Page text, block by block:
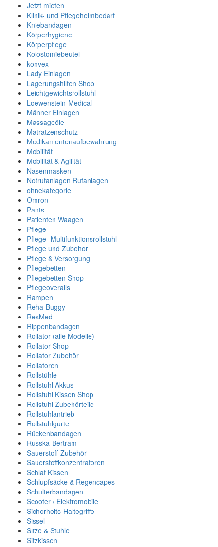
Jetzt mieten
Klinik- und Pflegeheimbedarf
Kniebandagen
Körperhygiene
Körperpflege
Kolostomiebeutel
konvex
Lady Einlagen
Lagerungshilfen Shop
Leichtgewichtsrollstuhl
Loewenstein-Medical
Männer Einlagen
Massageöle
Matratzenschutz
Medikamentenaufbewahrung
Mobilität
Mobilität & Agilität
Nasenmasken
Notrufanlagen Rufanlagen
ohnekategorie
Omron
Pants
Patienten Waagen
Pflege
Pflege- Multifunktionsrollstuhl
Pflege und Zubehör
Pflege & Versorgung
Pflegebetten
Pflegebetten Shop
Pflegeoveralls
Rampen
Reha-Buggy
ResMed
Rippenbandagen
Rollator (alle Modelle)
Rollator Shop
Rollator Zubehör
Rollatoren
Rollstühle
Rollstuhl Akkus
Rollstuhl Kissen Shop
Rollstuhl Zubehörteile
Rollstuhlantrieb
Rollstuhlgurte
Rückenbandagen
Russka-Bertram
Sauerstoff-Zubehör
Sauerstoffkonzentratoren
Schlaf Kissen
Schlupfsäcke & Regencapes
Schulterbandagen
Scooter / Elektromobile
Sicherheits-Haltegriffe
Sissel
Sitze & Stühle
Sitzkissen